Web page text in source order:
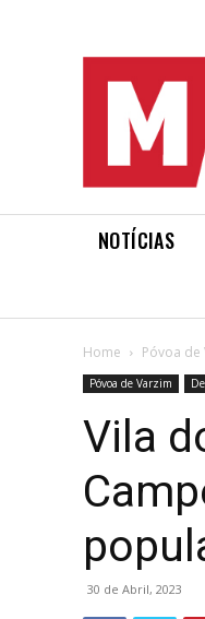
NOTÍCIAS
Home Póvoa de
Póvoa de Varzim
Vila
30 de Abril, 2023